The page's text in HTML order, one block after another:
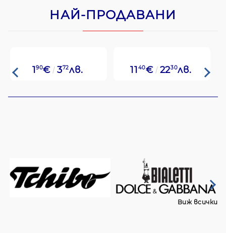
НАЙ-ПРОДАВАНИ
190€ 372лв. 11 40€ 2230лв.
Виж всички